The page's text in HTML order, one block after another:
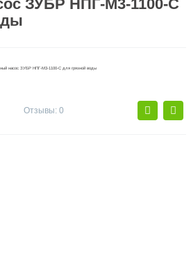
ЗУБР НПГ-М3-1100-С
Отзывы: 0